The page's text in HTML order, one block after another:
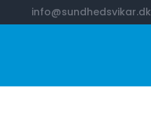
info@sundhedsvikar.dk